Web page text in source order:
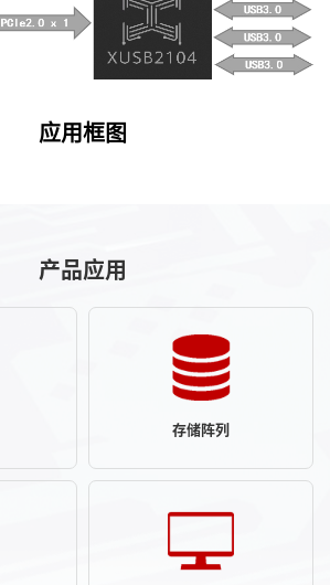
应用框图
产品应用
存储阵列